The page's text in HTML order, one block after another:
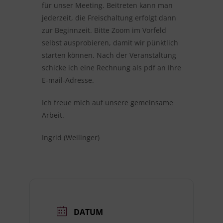
für unser Meeting. Beitreten kann man
jederzeit, die Freischaltung erfolgt dann
zur Beginnzeit. Bitte Zoom im Vorfeld
selbst ausprobieren, damit wir pünktlich
starten können. Nach der Veranstaltung
schicke ich eine Rechnung als pdf an Ihre
E-mail-Adresse.
Ich freue mich auf unsere gemeinsame
Arbeit.
Ingrid (Weilinger)
DATUM